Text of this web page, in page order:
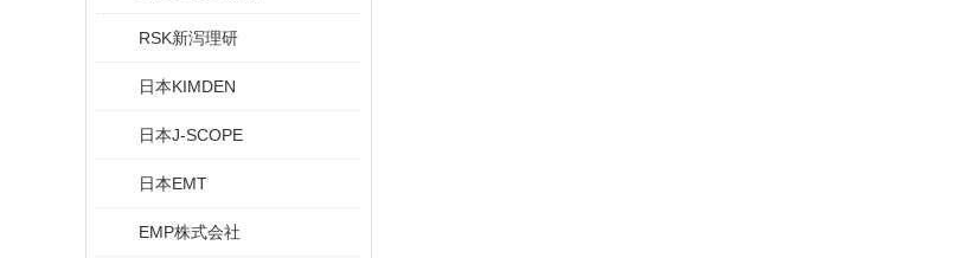
RSK新泻理研
日本KIMDEN
日本J-SCOPE
日本EMT
EMP株式会社